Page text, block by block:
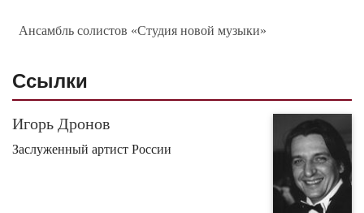
Ансамбль солистов «Студия новой музыки»
Ссылки
Игорь Дронов
Заслуженный артист России